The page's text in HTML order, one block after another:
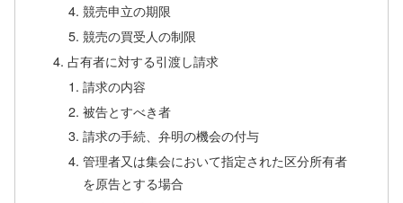
競売申立の期限
競売の買受人の制限
占有者に対する引渡し請求
請求の内容
被告とすべき者
請求の手続、弁明の機会の付与
管理者又は集会において指定された区分所有者
を原告とする場合